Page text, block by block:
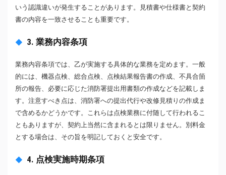
いう認識違いが発生することがあります。見積書や仕様書と契約
書の内容を一致させることも重要です。
3. 業務内容条項
業務内容条項では、乙が実施する具体的な業務を定めます。一般
的には、機器点検、総合点検、点検結果報告書の作成、不具合箇
所の報告、必要に応じた消防署提出用書類の作成などを記載しま
す。注意すべき点は、消防署への提出代行や改修見積りの作成ま
で含めるかどうかです。これらは点検業務に付随して行われるこ
ともありますが、契約上当然に含まれるとは限りません。別料金
とする場合は、その旨を明記しておくと安全です。
4. 点検実施時期条項